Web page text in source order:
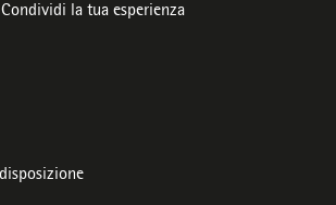
Condividi la tua esperienza